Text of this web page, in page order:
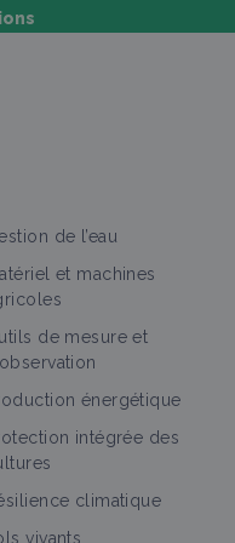
Bioagresseur>
hors
de l’eau
et machines
de mesure et
énergétique
intégrée des
climatique
vivants